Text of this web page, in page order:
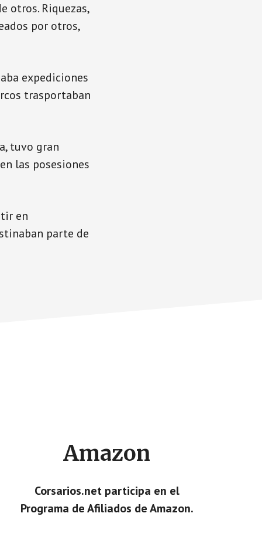
otros. Riquezas,
por otros,
expediciones
trasportaban
tuvo gran
las posesiones
en
parte de
Amazon
Corsarios.net participa en el
Programa de Afiliados de Amazon.